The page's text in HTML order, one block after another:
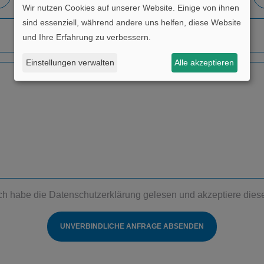
habe die Datenschutzerklärung gelesen und akzeptiere
UNVERBINDLICHE ANFRAGE ABSENDEN
Wir nutzen Cookies auf unserer Website. Einige von ihnen
sind essenziell, während andere uns helfen, diese Website
und Ihre Erfahrung zu verbessern.
Einstellungen verwalten Alle akzeptieren